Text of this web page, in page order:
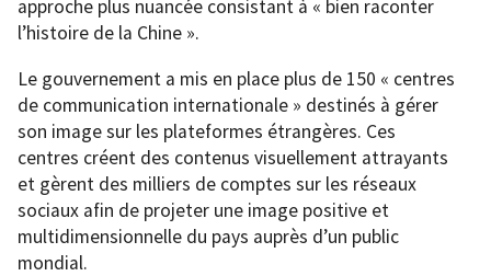
approche plus nuancée consistant à « bien raconter
l’histoire de la Chine ».
Le gouvernement a mis en place plus de 150 « centres
de communication internationale » destinés à gérer
son image sur les plateformes étrangères. Ces
centres créent des contenus visuellement attrayants
et gèrent des milliers de comptes sur les réseaux
sociaux afin de projeter une image positive et
multidimensionnelle du pays auprès d’un public
mondial.